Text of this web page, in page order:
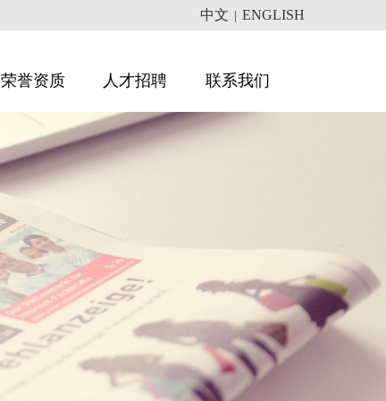
中文 | ENGLISH
荣誉资质 人才招聘 联系我们